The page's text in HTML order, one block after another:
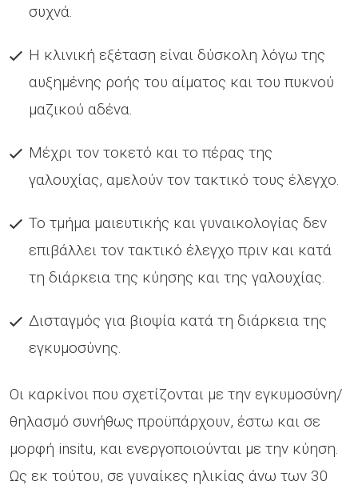
συχνά.
Η κλινική εξέταση είναι δύσκολη λόγω της
αυξημένης ροής του αίματος και του πυκνού
μαζικού αδένα.
Μέχρι τον τοκετό και το πέρας της
γαλουχίας, αμελούν τον τακτικό τους έλεγχο.
Το τμήμα μαιευτικής και γυναικολογίας δεν
επιβάλλει τον τακτικό έλεγχο πριν και κατά
τη διάρκεια της κύησης και της γαλουχίας.
Δισταγμός για βιοψία κατά τη διάρκεια της
εγκυμοσύνης.
Οι καρκίνοι που σχετίζονται με την εγκυμοσύνη/
θηλασμό συνήθως προϋπάρχουν, έστω και σε
μορφή insitu, και ενεργοποιούνται με την κύηση.
Ως εκ τούτου, σε γυναίκες ηλικίας άνω των 30